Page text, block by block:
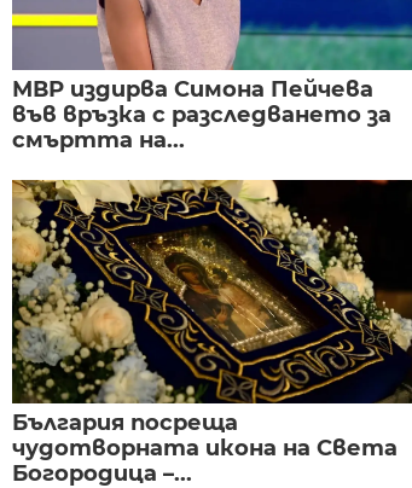
МВР издирва Симона Пейчева
във връзка с разследването за
смъртта на...
България посреща
чудотворната икона на Света
Богородица –...